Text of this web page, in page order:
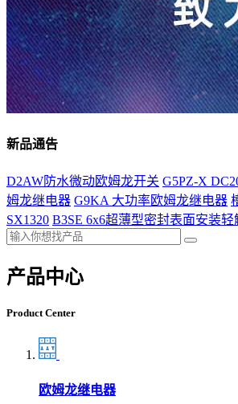
新品通告
D2AW防水微动欧姆龙开关 G5PZ-X
姆龙继电器 G9KA 大功率欧姆龙继电器
SX1320 B3SE 6x6超薄型密封表面安装轻
产品中心
Product Center
欧姆龙继电器